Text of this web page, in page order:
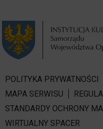
POLITYKA PRYWATNOŚCI
MAPA SERWISU
STANDARDY OCHRONY
WIRTUALNY SPACER